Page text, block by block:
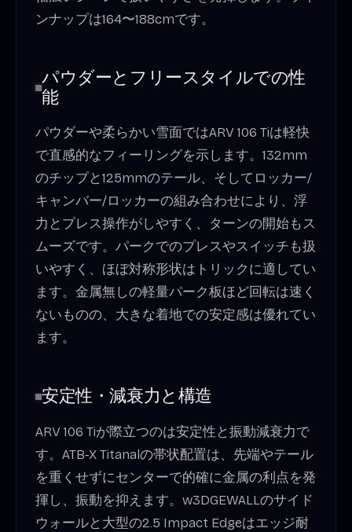
ンナップは164〜188cmです。
パウダーとフリースタイルでの性
能
パウダーや柔らかい雪面ではARV 106 Tiは軽快
で直感的なフィーリングを示します。132mm
のチップと125mmのテール、そしてロッカー/
キャンバー/ロッカーの組み合わせにより、浮
力とプレス操作がしやすく、ターンの開始もス
ムーズです。パークでのプレスやスイッチも扱
いやすく、ほぼ対称形状はトリックに適してい
ます。金属無しの軽量パーク板ほど回転は速く
ないものの、大きな着地での安定感は優れてい
ます。
安定性・減衰力と構造
ARV 106 Tiが際立つのは安定性と振動減衰力で
す。ATB‑X Titanalの帯状配置は、先端やテール
を重くせずにセンターで的確に金属の利点を発
揮し、振動を抑えます。w3DGEWALLのサイド
ウォールと大型の2.5 Impact Edgeはエッジ耐